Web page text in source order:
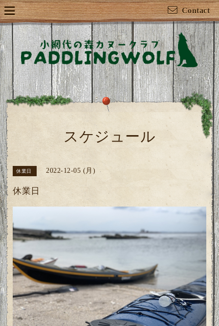
Contact
スケジュール
休業日 2022-12-05 (月)
休業日